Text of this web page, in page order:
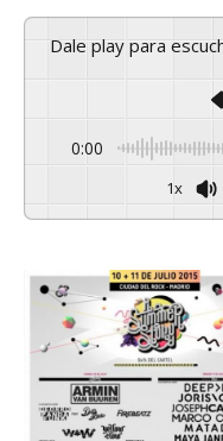
Dale play para
0:00
1x